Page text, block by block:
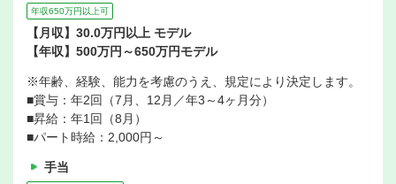
年収650万円以上可
【月収】30.0万円以上 モデル
【年収】500万円～650万円モデル
※年齢、経験、能力を考慮のうえ、規定により決定します。
■賞与：年2回（7月、12月／年3～4ヶ月分）
■昇給：年1回（8月）
■パート時給：2,000円～
手当